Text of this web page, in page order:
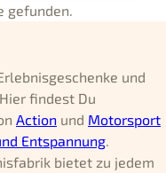
gefunden.
und
findest Du
Action und Motorsport
Entspannung
bietet zu jedem